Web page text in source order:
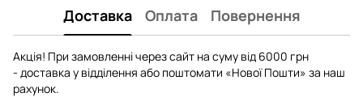
Доставка Оплата Повернення
Акція! При замовленні через сайт на суму від 6000 грн
- доставка у відділення або поштомати «Нової Пошти» за наш
рахунок.